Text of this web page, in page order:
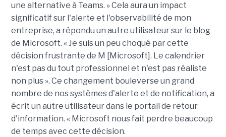
une alternative à Teams. » Cela aura un impact
significatif sur l'alerte et l'observabilité de mon
entreprise, a répondu un autre utilisateur sur le blog
de Microsoft. « Je suis un peu choqué par cette
décision frustrante de M [Microsoft]. Le calendrier
n'est pas du tout professionnel et n'est pas réaliste
non plus ». Ce changement bouleverse un grand
nombre de nos systèmes d'alerte et de notification, a
écrit un autre utilisateur dans le portail de retour
d'information. « Microsoft nous fait perdre beaucoup
de temps avec cette décision.